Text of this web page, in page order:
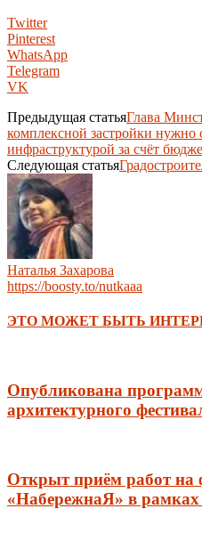
Twitter
Pinterest
WhatsApp
Telegram
VK
Предыдущая статьяГлава
комплексной застройки нужно
инфраструктурой за счёт
Следующая статья
Наталья Захарова
https://boosty.to/nutkaaa
ЭТО МОЖЕТ БЫТЬ
Опубликована
архитектурного
Открыт приём работ на
«НабережнаЯ» в рамках